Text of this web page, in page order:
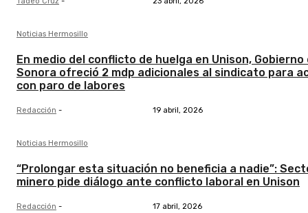
Noticias Hermosillo
En medio del conflicto de huelga en Unison, Gobierno
Sonora ofreció 2 mdp adicionales al sindicato para
con paro de labores
Redacción - 19 abril, 2026
Noticias Hermosillo
“Prolongar esta situación no beneficia a nadie”:
minero pide diálogo ante conflicto laboral en Unison
Redacción - 17 abril, 2026